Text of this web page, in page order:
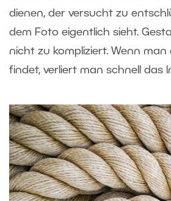
dienen, der versucht zu
dem Foto eigentlich sieht.
nicht zu kompliziert. Wenn
findet, verliert man schnell das